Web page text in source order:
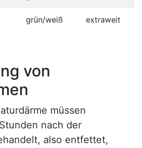
grün/weiß extraweit
von
müssen
nach der
also entfettet,